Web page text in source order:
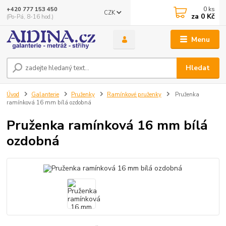
Menu
CZK
Hledat
+420 777 153 450
(Po-Pá, 8-16 hod.)
0 ks
za 0 Kč
Úvod Galanterie Pruženky Ramínkové pruženky
Pruženka
ramínková 16 mm bílá ozdobná
Pruženka ramínková 16 mm bílá
ozdobná